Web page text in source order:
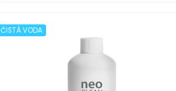
ČISTÁ VODA